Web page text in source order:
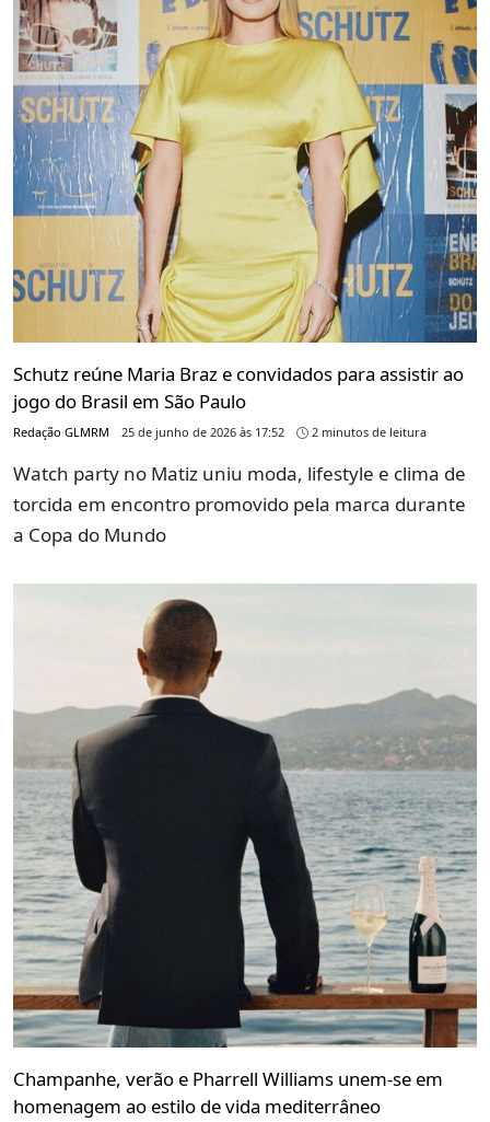
Schutz reúne Maria Braz e convidados para assistir ao
jogo do Brasil em São Paulo
Redação GLMRM 25 de junho de 2026 às 17:52 2 minutos de leitura
Watch party no Matiz uniu moda, lifestyle e clima de
torcida em encontro promovido pela marca durante
a Copa do Mundo
Champanhe, verão e Pharrell Williams unem-se em
homenagem ao estilo de vida mediterrâneo